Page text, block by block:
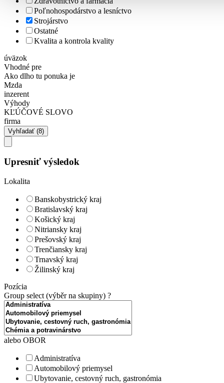
Poľnohospodárstvo a lesníctvo
Strojárstvo
Ostatné
Kvalita a kontrola kvality
úväzok
Vhodné pre
Ako dlho tu ponuka je
Mzda
inzerent
Výhody
KĽÚČOVÉ SLOVO
firma
Upresniť výsledok
Lokalita
Banskobystrický kraj
Bratislavský kraj
Košický kraj
Nitriansky kraj
Prešovský kraj
Trenčiansky kraj
Trnavský kraj
Žilinský kraj
Pozícia
Group select (výběr na skupiny) ?
alebo OBOR
Administratíva
Automobilový priemysel
Ubytovanie, cestovný ruch, gastronómia